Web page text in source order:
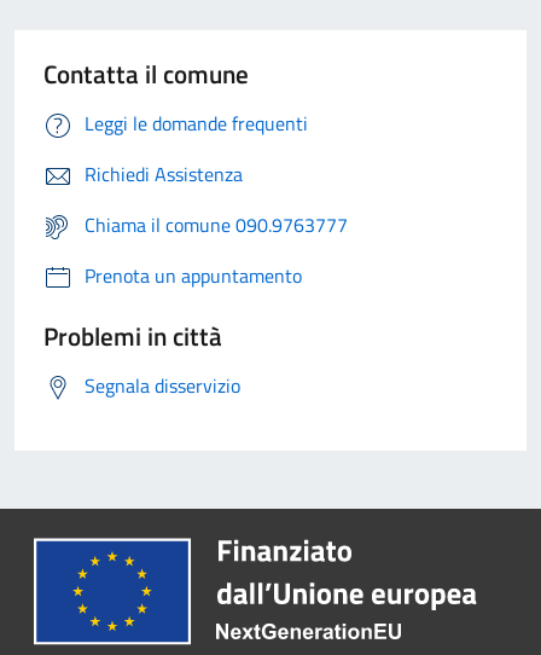
Contatta il comune
Leggi le domande frequenti
Richiedi Assistenza
Chiama il comune 090.9763777
Prenota un appuntamento
Problemi in città
Segnala disservizio